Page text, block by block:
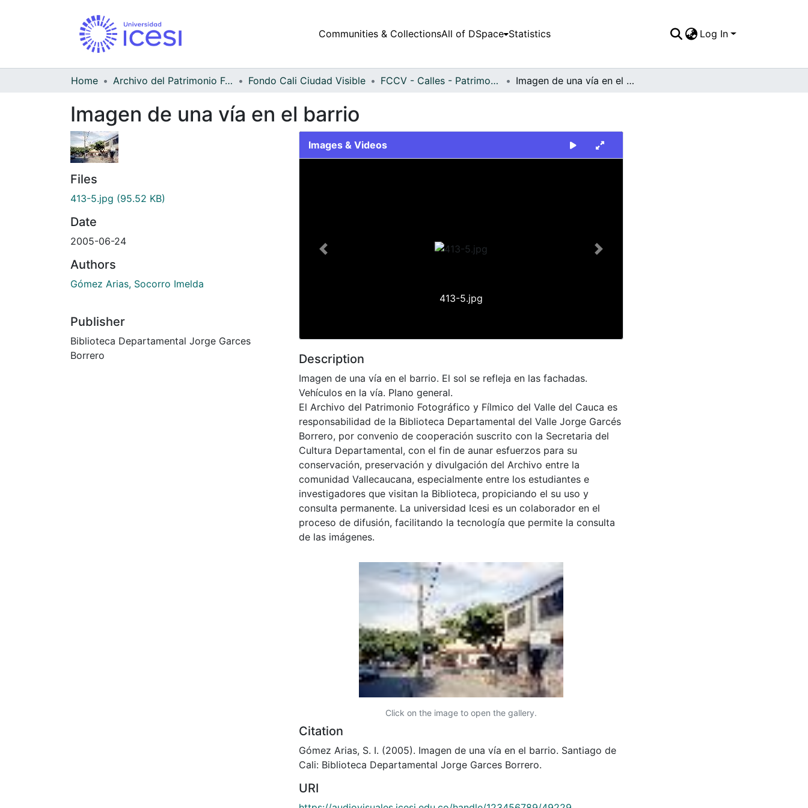
Communities & CollectionsAll of DSpace Statistics Log In
Home Archivo del Patrimonio Fotográfico y Fílmico del Valle del Cauca Fondo Cali Ciudad Visible FCCV - Calles - Patrimonial Imagen de una vía en el barrio
Imagen de una vía en el barrio
Files
413-5.jpg (95.52 KB)
Date
2005-06-24
Authors
Gómez Arias, Socorro Imelda
Publisher
Biblioteca Departamental Jorge Garces
Borrero
Images & Videos
413-5.jpg
Previous Next
Description
Imagen de una vía en el barrio. El sol se refleja en las fachadas.
Vehículos en la vía. Plano general.
El Archivo del Patrimonio Fotográfico y Fílmico del Valle del Cauca es
responsabilidad de la Biblioteca Departamental del Valle Jorge Garcés
Borrero, por convenio de cooperación suscrito con la Secretaria del
Cultura Departamental, con el fin de aunar esfuerzos para su
conservación, preservación y divulgación del Archivo entre la
comunidad Vallecaucana, especialmente entre los estudiantes e
investigadores que visitan la Biblioteca, propiciando el su uso y
consulta permanente. La universidad Icesi es un colaborador en el
proceso de difusión, facilitando la tecnología que permite la consulta
de las imágenes.
Click on the image to open the gallery.
Citation
Gómez Arias, S. I. (2005). Imagen de una vía en el barrio. Santiago de
Cali: Biblioteca Departamental Jorge Garces Borrero.
URI